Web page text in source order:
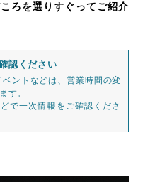
ろを選りすぐってご紹介
認ください
ントなどは、営業時間の変
す。
で一次情報をご確認くださ